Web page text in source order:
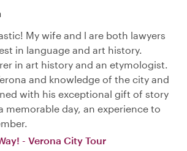
My wife and l are both lawyers
in language and art history.
in art history and an etymologist.
and knowledge of the city and
with his exceptional gift of story
memorable day, an experience to
- Verona City Tour